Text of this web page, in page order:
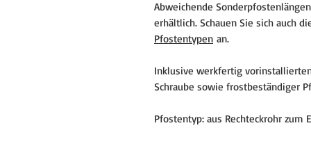
Abweichende
erhältlich. Schauen Sie sich auch
Pfostentypen an.
Inklusive werkfertig
Schraube sowie frostbeständiger
Pfostentyp: aus Rechteckrohr zum